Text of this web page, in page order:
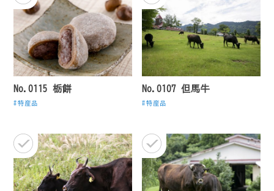
No.0115 栃餅
特産品
No.0107 但馬牛
特産品